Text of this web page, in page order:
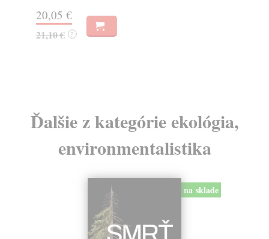
20,05 €
21,10 € ?
Ďalšie z kategórie ekológia,
environmentalistika
na sklade